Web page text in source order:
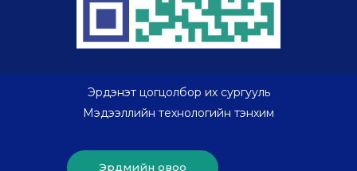
Эрдэнэт цогцолбор их сургууль
Мэдээллийн технологийн тэнхим
Эрдмийн овоо